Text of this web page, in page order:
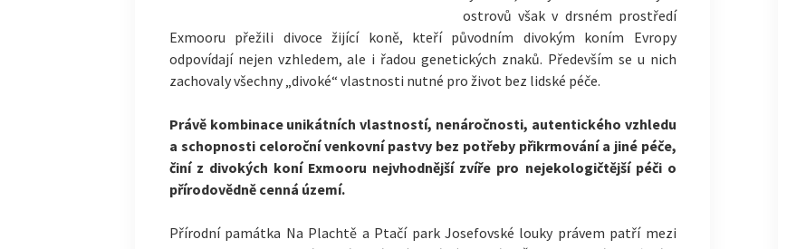
ostrovů však v drsném prostředí
Exmooru přežili divoce žijící koně, kteří původním divokým koním Evropy
odpovídají nejen vzhledem, ale i řadou genetických znaků. Především se u nich
zachovaly všechny „divoké“ vlastnosti nutné pro život bez lidské péče.
Právě kombinace unikátních vlastností, nenáročnosti, autentického vzhledu
a schopnosti celoroční venkovní pastvy bez potřeby přikrmování a jiné péče,
činí z divokých koní Exmooru nejvhodnější zvíře pro nejekologičtější péči o
přírodovědně cenná území.
Přírodní památka Na Plachtě a Ptačí park Josefovské louky právem patří mezi